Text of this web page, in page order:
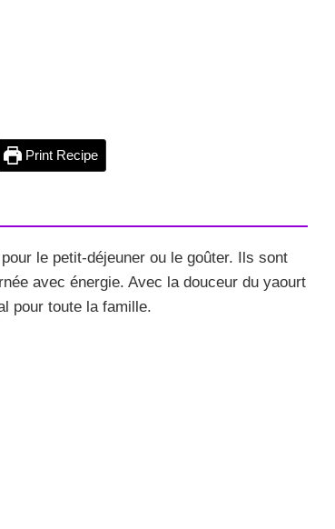
Print Recipe
le petit-déjeuner ou le goûter. Ils sont
avec énergie. Avec la douceur du yaourt
pour toute la famille.